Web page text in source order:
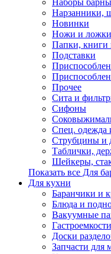
Наборы
Нарзанники,
Новинки
Ножи и
Папки, книги
Подставки
Прочее
Сита и
Сифоны
Спец. одежда
Струбцины и
Таблички,
Шейкеры,
Показать все Для
Для кухни
Баранчики и
Блюда и
Вакуумные
Доски
Запчасти для